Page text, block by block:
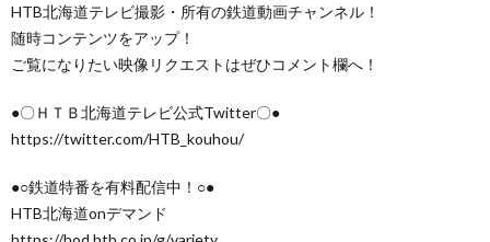
HTB北海道テレビ撮影・所有の鉄道動画チャンネル！
随時コンテンツをアップ！
ご覧になりたい映像リクエストはぜひコメント欄へ！
●〇ＨＴＢ北海道テレビ公式Twitter〇●
https://twitter.com/HTB_kouhou/
●○鉄道特番を有料配信中！○●
HTB北海道onデマンド